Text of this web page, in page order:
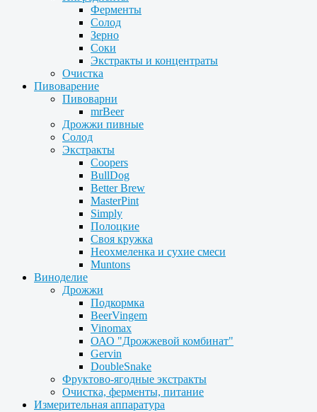
Ферменты
Солод
Зерно
Соки
Экстракты и концентраты
Очистка
Пивоварение
Пивоварни
mrBeer
Дрожжи пивные
Солод
Экстракты
Coopers
BullDog
Better Brew
MasterPint
Simply
Полоцкие
Своя кружка
Неохмеленка и сухие смеси
Muntons
Виноделие
Дрожжи
Подкормка
BeerVingem
Vinomax
ОАО "Дрожжевой комбинат"
Gervin
DoubleSnake
Фруктово-ягодные экстракты
Очистка, ферменты, питание
Измерительная аппаратура